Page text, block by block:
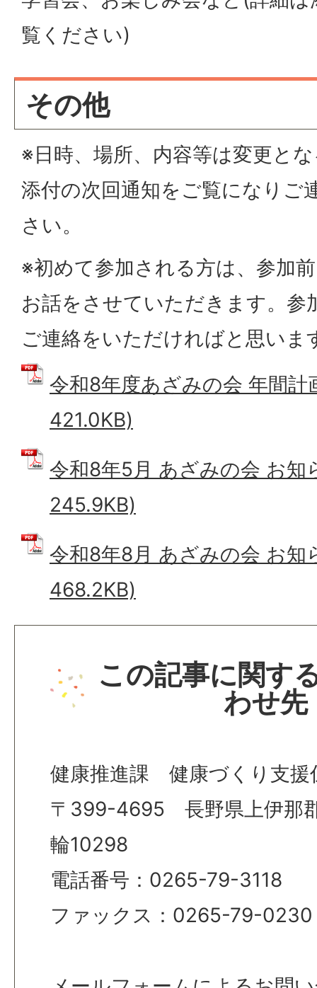
覧ください)
その他
※日時、場所、内容等は変更と
添付の次回通知をご覧になりご
さい。
※初めて参加される方は、参加
お話をさせていただきます。参
ご連絡をいただければと思いま
令和8年度あざみの会 年間計
421.0KB)
令和8年5月 あざみの会 お知
245.9KB)
令和8年8月 あざみの会 お知
468.2KB)
この記事に関す
わせ先
健康推進課 健康づくり支援
〒399-4695 長野県上伊那
輪10298
電話番号：0265-79-3118
ファックス：0265-79-0230